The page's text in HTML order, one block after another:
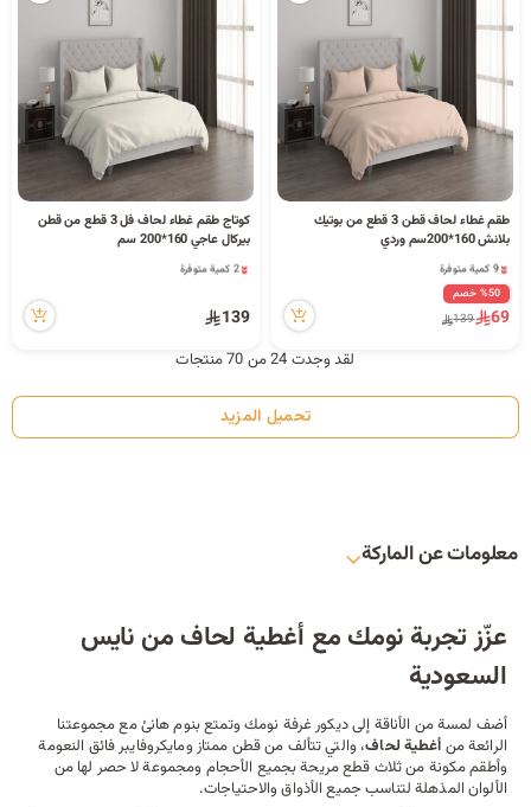
طقم غطاء لحاف قطن 3 قطع من بوتيك
بلانش 160*200سم وردي
9 كمية متوفرة
20 مشاهدة مؤخراً
9 كمية متوفرة
%50 خصم
69
139
كوتاج طقم غطاء لحاف فل 3 قطع من قطن
بيركال عاجي 160*200 سم
2 كمية متوفرة
8 مشاهدة مؤخراً
2 كمية متوفرة
139
لقد وجدت 24 من 70 منتجات
تحميل المزيد
معلومات عن الماركة
عزّز تجربة نومك مع أغطية لحاف من نايس
السعودية
أضف لمسة من الأناقة إلىديكورغرفة نومك وتمتع بنوم هانئ مع مجموعتنا
الرائعة منأغطية لحاف، والتي تتألف من قطن ممتاز ومايكروفايبر فائق النعومة
وأطقم مكونة من ثلاث قطع مريحة بجميع الأحجام ومجموعة لا حصر لها من
الألوان المذهلة لتناسب جميع الأذواق والاحتياجات.